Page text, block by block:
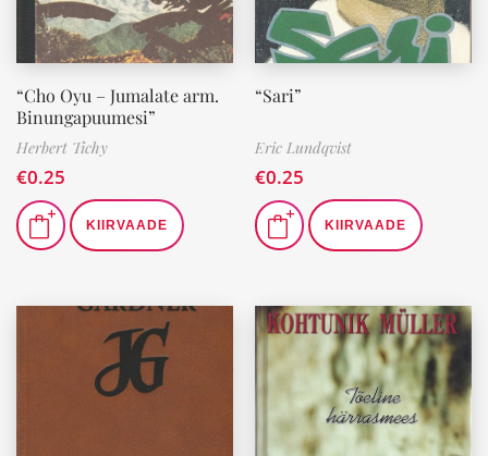
“Cho Oyu – Jumalate arm.
Binungapuumesi”
Herbert Tichy
€0.25
KIIRVAADE
“Sari”
Eric Lundqvist
€0.25
KIIRVAADE